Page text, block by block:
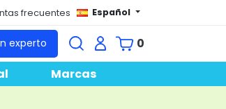
frecuentes Español
experto
0
Marcas